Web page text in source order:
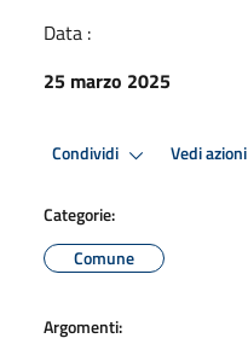
Data :
25 marzo 2025
Condividi Vedi azioni
Categorie:
Comune
Argomenti: